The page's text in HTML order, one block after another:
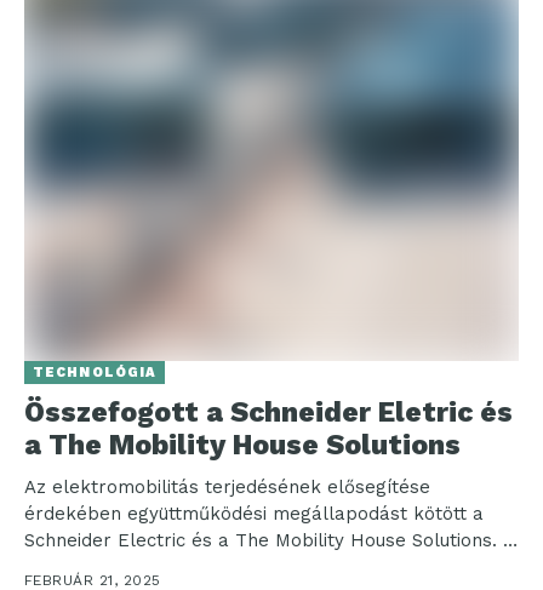
TECHNOLÓGIA
Összefogott a Schneider Eletric és
a The Mobility House Solutions
Az elektromobilitás terjedésének elősegítése
érdekében együttműködési megállapodást kötött a
Schneider Electric és a The Mobility House Solutions. A
cél, hogy minél több, tömegközlekedési...
FEBRUÁR 21, 2025